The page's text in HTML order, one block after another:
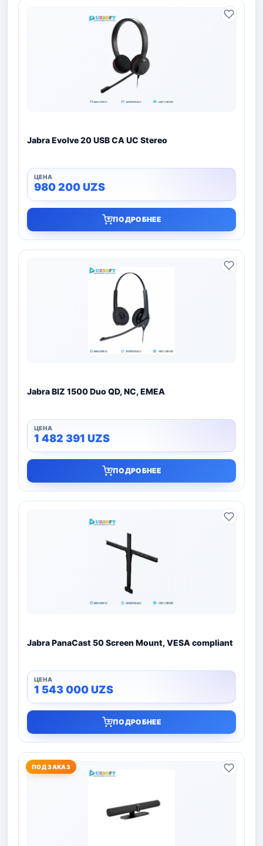
Jabra Evolve 20 USB CA UC Stereo
980 200UZS
ПОДРОБНЕЕ
Jabra BIZ 1500 Duo QD, NC, EMEA
1 482 391 UZS
ПОДРОБНЕЕ
Jabra PanaCast 50 Screen Mount, VESA compliant
1 543 000UZS
ПОДРОБНЕЕ
ПОД ЗАКАЗ